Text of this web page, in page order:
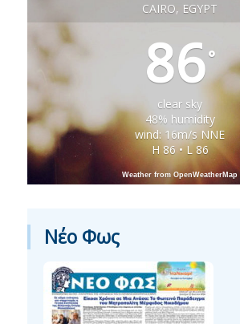
CAIRO, EGYPT
86°
clear sky
48% humidity
wind: 16m/s NNE
H 86 • L 86
Weather from OpenWeatherMap
Νέο Φως